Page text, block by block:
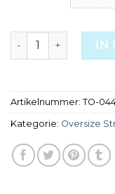
oversize
Artikelnummer: TO-
Kategorie: Oversize